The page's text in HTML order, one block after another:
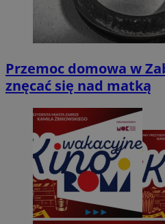
Przemoc domowa w
znęcać się nad matką